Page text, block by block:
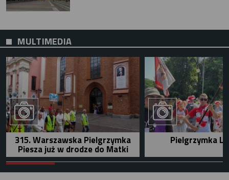
MULTIMEDIA
315. Warszawska Pielgrzymka
Piesza już w drodze do Matki
Pielgrzymka